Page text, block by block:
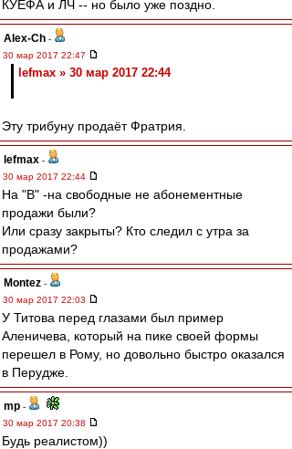
КУЕФА и ЛЧ -- но было уже поздно.
Alex-Ch -
30 мар 2017 22:47
lefmax » 30 мар 2017 22:44
Эту трибуну продаёт Фратрия.
lefmax -
30 мар 2017 22:44
На "В" -на свободные не абонементные
продажи были?
Или сразу закрыты? Кто следил с утра за
продажами?
Montez -
30 мар 2017 22:03
У Титова перед глазами был пример
Аленичева, который на пике своей формы
перешел в Рому, но довольно быстро оказался
в Перудже.
mp -
30 мар 2017 20:38
Будь реалистом))